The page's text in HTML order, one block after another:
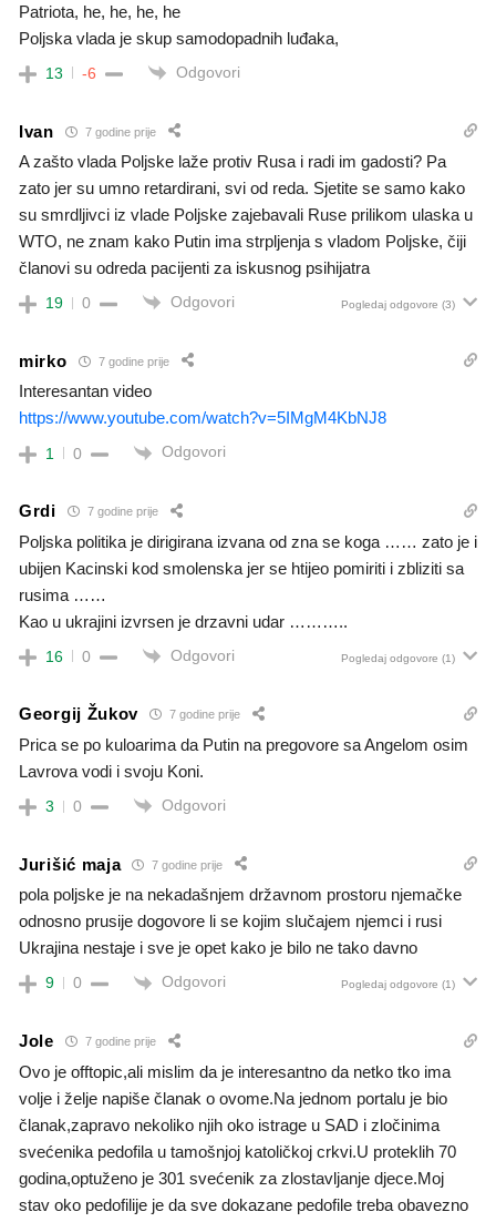
Patriota, he, he, he, he
Poljska vlada je skup samodopadnih luđaka,
13 -6 Odgovori
Ivan 7 godine prije
A zašto vlada Poljske laže protiv Rusa i radi im gadosti? Pa
zato jer su umno retardirani, svi od reda. Sjetite se samo kako
su smrdljivci iz vlade Poljske zajebavali Ruse prilikom ulaska u
WTO, ne znam kako Putin ima strpljenja s vladom Poljske, čiji
članovi su odreda pacijenti za iskusnog psihijatra
19 0 Odgovori Pogledaj odgovore (3)
mirko 7 godine prije
Interesantan video
https://www.youtube.com/watch?v=5IMgM4KbNJ8
1 0 Odgovori
Grdi 7 godine prije
Poljska politika je dirigirana izvana od zna se koga …… zato je i
ubijen Kacinski kod smolenska jer se htijeo pomiriti i zbliziti sa
rusima ……
Kao u ukrajini izvrsen je drzavni udar ………..
16 0 Odgovori Pogledaj odgovore (1)
Georgij Žukov 7 godine prije
Prica se po kuloarima da Putin na pregovore sa Angelom osim
Lavrova vodi i svoju Koni.
3 0 Odgovori
Jurišić maja 7 godine prije
pola poljske je na nekadašnjem državnom prostoru njemačke
odnosno prusije dogovore li se kojim slučajem njemci i rusi
Ukrajina nestaje i sve je opet kako je bilo ne tako davno
9 0 Odgovori Pogledaj odgovore (1)
Jole 7 godine prije
Ovo je offtopic,ali mislim da je interesantno da netko tko ima
volje i želje napiše članak o ovome.Na jednom portalu je bio
članak,zapravo nekoliko njih oko istrage u SAD i zločinima
svećenika pedofila u tamošnjoj katoličkoj crkvi.U proteklih 70
godina,optuženo je 301 svećenik za zlostavljanje djece.Moj
stav oko pedofilije je da sve dokazane pedofile treba obavezno